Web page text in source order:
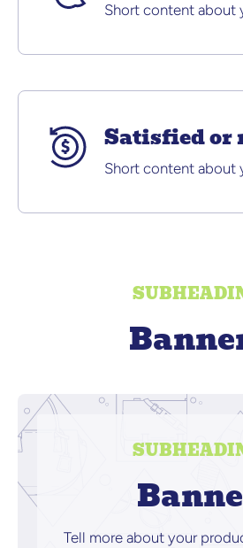
Short content about
Satisfied or
Short content about
Tell more about your